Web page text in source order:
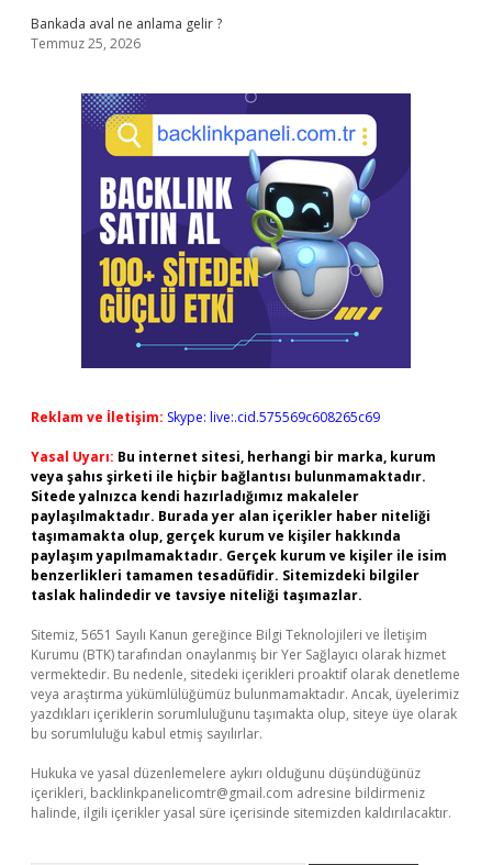
Bankada aval ne anlama gelir ?
Temmuz 25, 2026
Reklam ve İletişim: Skype: live:.cid.575569c608265c69
Yasal Uyarı: Bu internet sitesi, herhangi bir marka, kurum
veya şahıs şirketi ile hiçbir bağlantısı bulunmamaktadır.
Sitede yalnızca kendi hazırladığımız makaleler
paylaşılmaktadır. Burada yer alan içerikler haber niteliği
taşımamakta olup, gerçek kurum ve kişiler hakkında
paylaşım yapılmamaktadır. Gerçek kurum ve kişiler ile isim
benzerlikleri tamamen tesadüfidir. Sitemizdeki bilgiler
taslak halindedir ve tavsiye niteliği taşımazlar.
Sitemiz, 5651 Sayılı Kanun gereğince Bilgi Teknolojileri ve İletişim
Kurumu (BTK) tarafından onaylanmış bir Yer Sağlayıcı olarak hizmet
vermektedir. Bu nedenle, sitedeki içerikleri proaktif olarak denetleme
veya araştırma yükümlülüğümüz bulunmamaktadır. Ancak, üyelerimiz
yazdıkları içeriklerin sorumluluğunu taşımakta olup, siteye üye olarak
bu sorumluluğu kabul etmiş sayılırlar.
Hukuka ve yasal düzenlemelere aykırı olduğunu düşündüğünüz
içerikleri, backlinkpanelicomtr@gmail.com adresine bildirmeniz
halinde, ilgili içerikler yasal süre içerisinde sitemizden kaldırılacaktır.